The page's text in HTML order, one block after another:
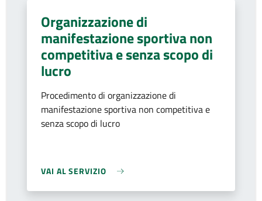
Organizzazione di
manifestazione sportiva non
competitiva e senza scopo di
lucro
Procedimento di organizzazione di
manifestazione sportiva non competitiva e
senza scopo di lucro
VAI AL SERVIZIO